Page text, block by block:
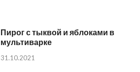
Пирог с тыквой и яблоками в
мультиварке
31.10.2021